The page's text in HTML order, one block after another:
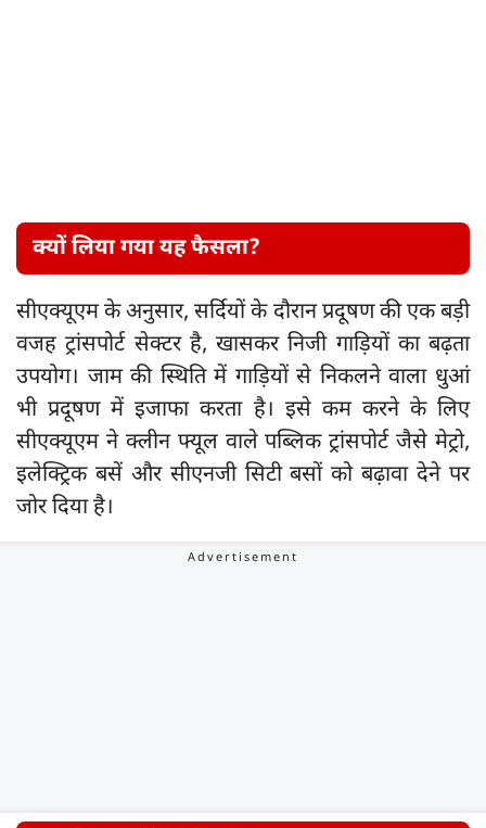
क्यों लिया गया यह फैसला?
सीएक्यूएम के अनुसार, सर्दियों के दौरान प्रदूषण की एक बड़ी
वजह ट्रांसपोर्ट सेक्टर है, खासकर निजी गाड़ियों का बढ़ता
उपयोग। जाम की स्थिति में गाड़ियों से निकलने वाला धुआं
भी प्रदूषण में इजाफा करता है। इसे कम करने के लिए
सीएक्यूएम ने क्लीन फ्यूल वाले पब्लिक ट्रांसपोर्ट जैसे मेट्रो,
इलेक्ट्रिक बसें और सीएनजी सिटी बसों को बढ़ावा देने पर
जोर दिया है।